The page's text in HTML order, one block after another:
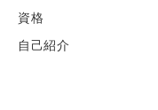
資格
自己紹介